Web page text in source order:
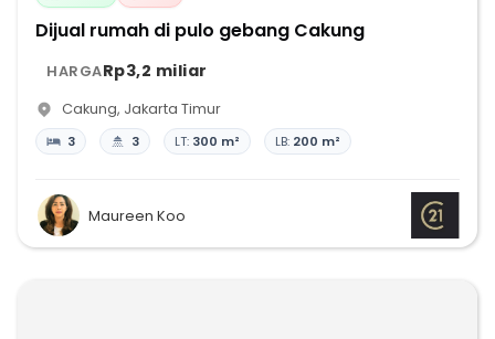
Dijual rumah di pulo gebang Cakung
HARGARp3,2 miliar
Cakung, Jakarta Timur
3 3 LT: 300 m² LB: 200 m²
Maureen Koo